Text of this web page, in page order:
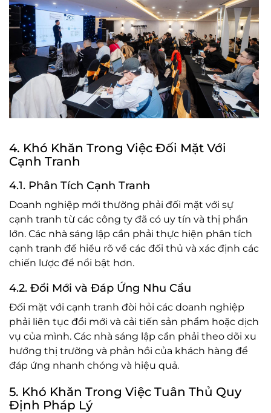
4. Khó Khăn Trong Việc Đối Mặt Với
Cạnh Tranh
4.1. Phân Tích Cạnh Tranh
Doanh nghiệp mới thường phải đối mặt với sự
cạnh tranh từ các công ty đã có uy tín và thị phần
lớn. Các nhà sáng lập cần phải thực hiện phân tích
cạnh tranh để hiểu rõ về các đối thủ và xác định các
chiến lược để nổi bật hơn.
4.2. Đổi Mới và Đáp Ứng Nhu Cầu
Đối mặt với cạnh tranh đòi hỏi các doanh nghiệp
phải liên tục đổi mới và cải tiến sản phẩm hoặc dịch
vụ của mình. Các nhà sáng lập cần phải theo dõi xu
hướng thị trường và phản hồi của khách hàng để
đáp ứng nhanh chóng và hiệu quả.
5. Khó Khăn Trong Việc Tuân Thủ Quy
Định Pháp Lý